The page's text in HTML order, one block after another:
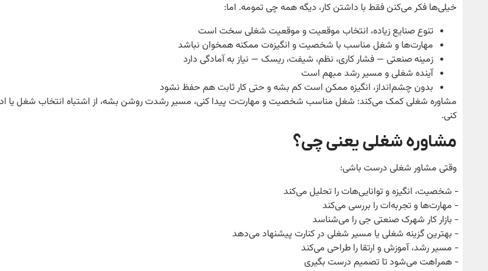
خیلی‌ها فکر می‌کنن فقط با داشتن کار، دیگه همه چی تمومه. اما:
تنوع صنایع زیاده، انتخاب موقعیت و موقعیت شغلی سخت است
مهارت‌ها و شغل مناسب با شخصیت و انگیزه‌ت ممکنه همخوان نباشد
زمینه صنعتی — فشار کاری، نظم، شیفت، ریسک — نیاز به آمادگی دارد
آینده شغلی و مسیر رشد مبهم است
بدون چشم‌انداز، انگیزه ممکن است کم بشه و حتی کار ثابت هم حفظ نشود
مشاوره شغلی کمک می‌کند: شغل مناسب شخصیت و مهارت‌ت پیدا کنی، مسیر رشدت روشن بشه، از اشتباه انتخاب شغل یا
کنی.
مشاوره شغلی یعنی چی؟
وقتی مشاور شغلی درست باشی:
‑ شخصیت، انگیزه و توانایی‌هات را تحلیل می‌کند
‑ مهارت‌ها و تجربه‌ات را بررسی می‌کند
‑ بازار کار شهرک صنعتی جی را می‌شناسد
‑ بهترین گزینه شغلی یا مسیر شغلی در کنارت پیشنهاد می‌دهد
‑ مسیر رشد، آموزش و ارتقا را طراحی می‌کند
‑ همراهت می‌شود تا تصمیم درست بگیری